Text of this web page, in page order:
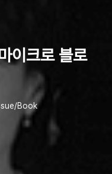
이크로 블로
Book